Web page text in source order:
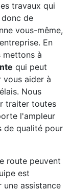
travaux qui
de
vous-même,
En
mettons à
qui peut
vous aider à
Nous
traiter toutes
l'ampleur
de qualité pour
route peuvent
est
assistance